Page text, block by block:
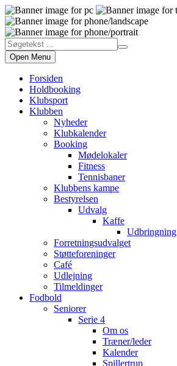
Open Menu
Forsiden
Holdbooking
Klubsport
Klubben
Nyheder
Klubkalender
Booking
Mødelokaler
Fitness
Tennisbaner
Klubbens kampe
Bestyrelsen
Udvalg
Kaffe
Udbringning
Forretningsudvalget
Støtteforeninger
Café
Udlejning
Tilmeldinger
Fodbold
Seniorer
Serie 4
Om os
Træner/leder
Kalender
Spillertrup